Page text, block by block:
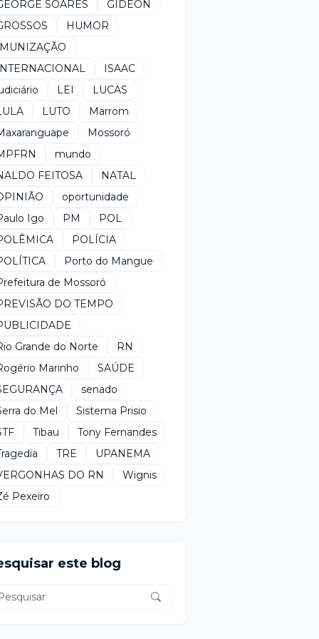
SOARES
GIDEON
HUMOR
ISAAC
LEI
LUCAS
LUTO
Marrom
Mossoró
mundo
FEITOSA
NATAL
oportunidade
Igo
PM
POL
POLÍCIA
Porto do Mangue
de Mossoró
DO TEMPO
Grande do Norte
RN
Marinho
SAÚDE
senado
do Mel
Sistema Prisio
Tibau
Tony Fernandes
TRE
UPANEMA
DO RN
Wignis
Pexeiro
este blog